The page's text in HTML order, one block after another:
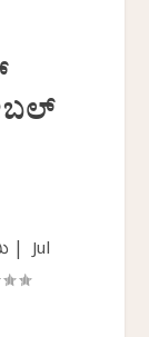
|Jul